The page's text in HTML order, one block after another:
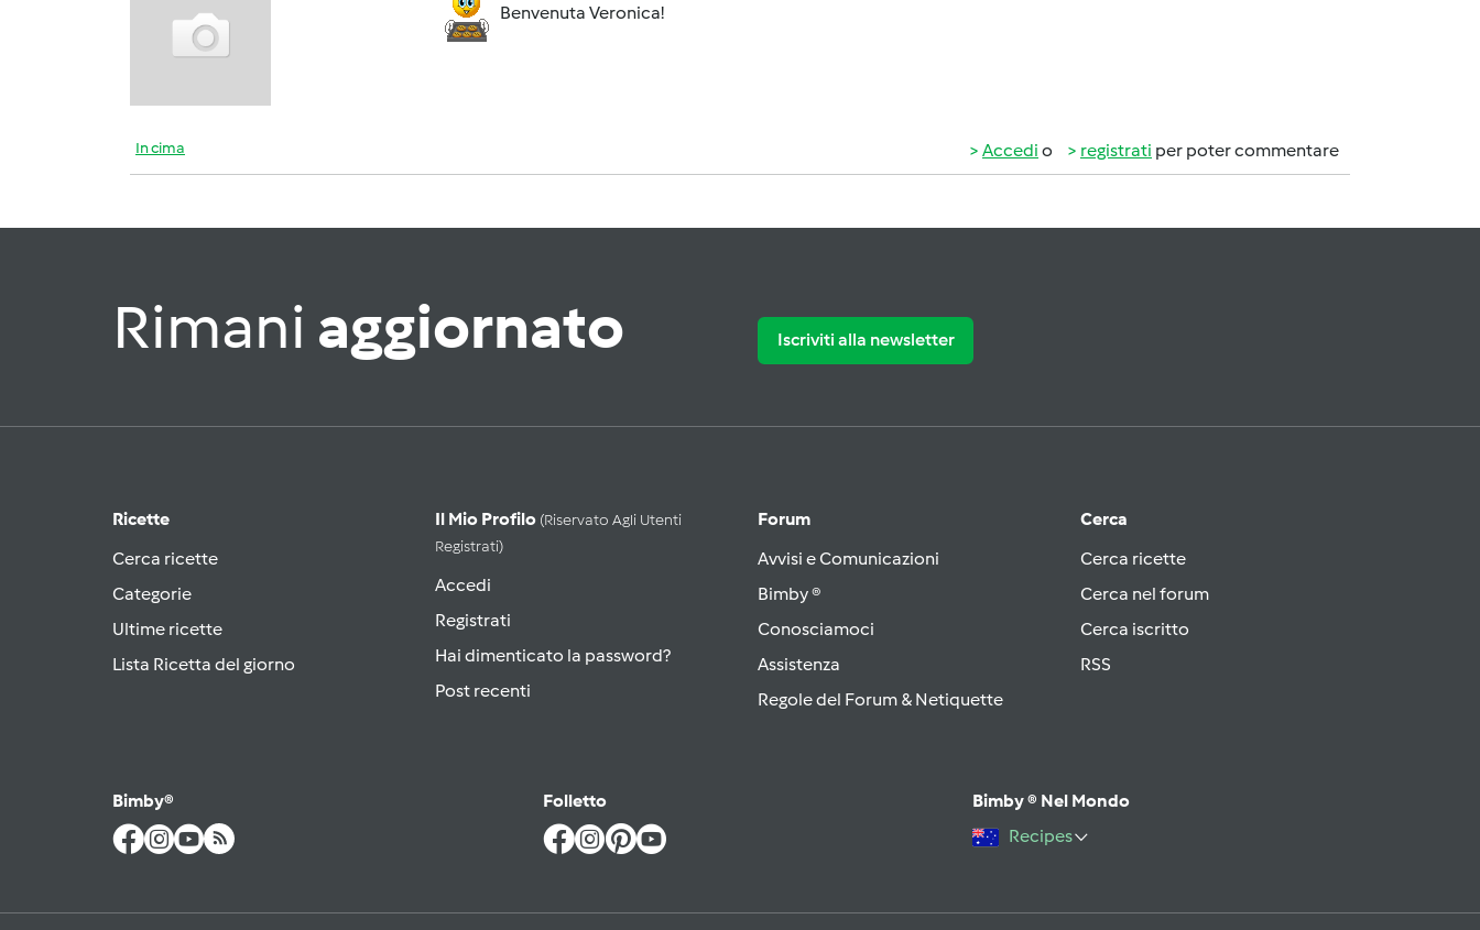
Benvenuta Veronica!
In cima Accedi o registrati per poter commentare
Rimani aggiornato Iscriviti alla newsletter
Ricette
Cerca ricette
Categorie
Ultime ricette
Lista Ricetta del giorno
Il Mio Profilo (riservato Agli Utenti
Registrati)
Accedi
Registrati
Hai dimenticato la password?
Post recenti
Forum
Avvisi e Comunicazioni
Bimby ®
Conosciamoci
Assistenza
Regole del Forum & Netiquette
Cerca
Cerca ricette
Cerca nel forum
Cerca iscritto
RSS
Bimby® Folletto
Bimby ® Nel Mondo
Recipes